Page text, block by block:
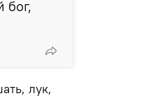
бог,
лук,